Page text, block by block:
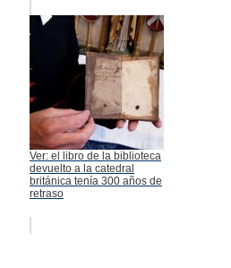
Ver: el libro de la biblioteca
devuelto a la catedral
británica tenía 300 años de
retraso